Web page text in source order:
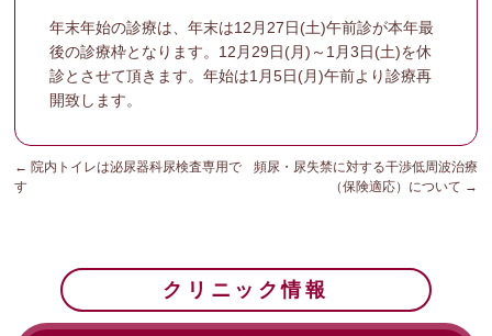
年末年始の診療は、年末は12月27日(土)午前診が本年最
後の診療枠となります。12月29日(月)～1月3日(土)を休
診とさせて頂きます。年始は1月5日(月)午前より診療再
開致します。
← 院内トイレは泌尿器科尿検査専用で
す
頻尿・尿失禁に対する干渉低周波治療
（保険適応）について →
クリニック情報